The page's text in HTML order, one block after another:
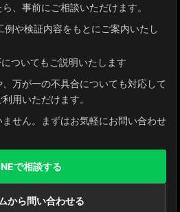
リアー
ドクルーザー プラド
ス
、事前にご相談いただけます。
や検証内容をもとにご案内いたし
ついてもご説明いたします
万が一の不具合についても対応して
用いただけます。
せん。まずはお気軽にお問い合わせ
で相談する
から問い合わせる